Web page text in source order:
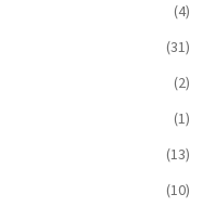
(4)
(31)
(2)
(1)
(13)
(10)